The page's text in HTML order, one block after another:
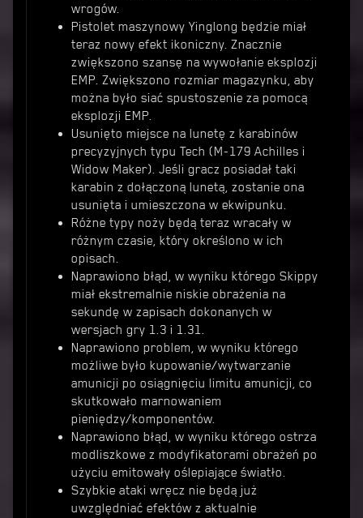
wrogów.
Pistolet maszynowy Yinglong będzie miał
teraz nowy efekt ikoniczny. Znacznie
zwiększono szansę na wywołanie eksplozji
EMP. Zwiększono rozmiar magazynku, aby
można było siać spustoszenie za pomocą
eksplozji EMP.
Usunięto miejsce na lunetę z karabinów
precyzyjnych typu Tech (M-179 Achilles i
Widow Maker). Jeśli gracz posiadał taki
karabin z dołączoną lunetą, zostanie ona
usunięta i umieszczona w ekwipunku.
Różne typy noży będą teraz wracały w
różnym czasie, który określono w ich
opisach.
Naprawiono błąd, w wyniku którego Skippy
miał ekstremalnie niskie obrażenia na
sekundę w zapisach dokonanych w
wersjach gry 1.3 i 1.31.
Naprawiono problem, w wyniku którego
możliwe było kupowanie/wytwarzanie
amunicji po osiągnięciu limitu amunicji, co
skutkowało marnowaniem
pieniędzy/komponentów.
Naprawiono błąd, w wyniku którego ostrza
modliszkowe z modyfikatorami obrażeń po
użyciu emitowały oślepiające światło.
Szybkie ataki wręcz nie będą już
uwzględniać efektów z aktualnie